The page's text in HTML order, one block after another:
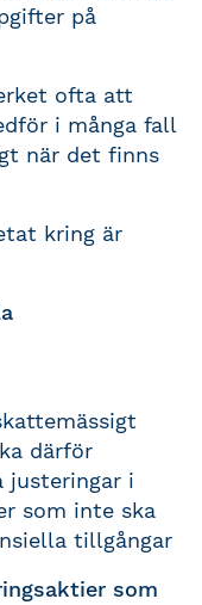
på
ofta att
i många fall
när det finns
kring är
därför
justeringar i
som inte ska
tillgångar
som